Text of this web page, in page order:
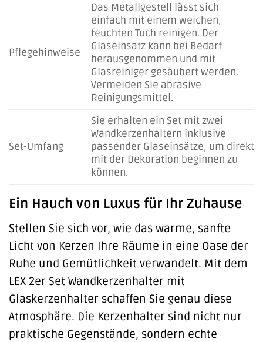
Pflegehinweise
Das Metallgestell lässt sich
einfach mit einem weichen,
feuchten Tuch reinigen. Der
Glaseinsatz kann bei Bedarf
herausgenommen und mit
Glasreiniger gesäubert werden.
Vermeiden Sie abrasive
Reinigungsmittel.
Set-Umfang
Sie erhalten ein Set mit zwei
Wandkerzenhaltern inklusive
passender Glaseinsätze, um direkt
mit der Dekoration beginnen zu
können.
Ein Hauch von Luxus für Ihr Zuhause
Stellen Sie sich vor, wie das warme, sanfte
Licht von Kerzen Ihre Räume in eine Oase der
Ruhe und Gemütlichkeit verwandelt. Mit dem
LEX 2er Set Wandkerzenhalter mit
Glaskerzenhalter schaffen Sie genau diese
Atmosphäre. Die Kerzenhalter sind nicht nur
praktische Gegenstände, sondern echte